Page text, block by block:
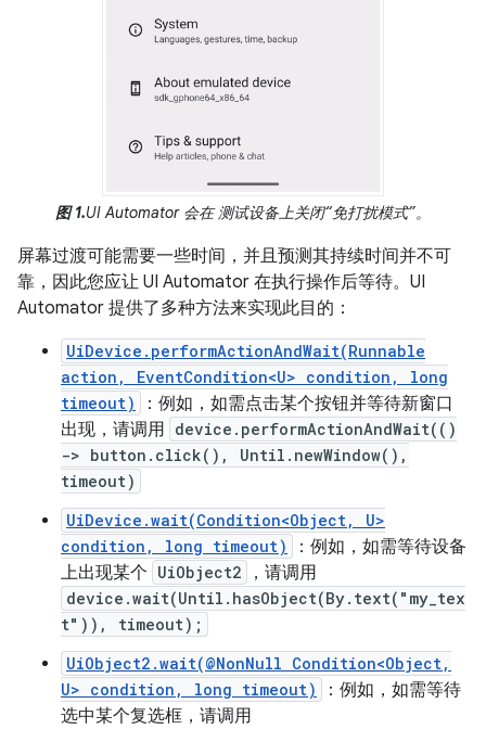
图 1.UI Automator 会在 测试设备上关闭“免打扰模式”。
屏幕过渡可能需要一些时间，并且预测其持续时间并不可
靠，因此您应让 UI Automator 在执行操作后等待。UI
Automator 提供了多种方法来实现此目的：
UiDevice.performActionAndWait(Runnable
action, EventCondition<U> condition, long
timeout)
：例如，如需点击某个按钮并等待新窗口
出现，请调用 device.performActionAndWait(()
-> button.click(), Until.newWindow(),
timeout)
UiDevice.wait(Condition<Object, U>
condition, long timeout)
：例如，如需等待设备
上出现某个 UiObject2 ，请调用
device.wait(Until.hasObject(By.text("my_tex
t")), timeout);
UiObject2.wait(@NonNull Condition<Object,
U> condition, long timeout)
：例如，如需等待
选中某个复选框，请调用